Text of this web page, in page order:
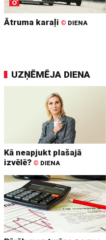
Ātruma karaļi © DIENA
UZŅĒMĒJA DIENA
Kā neapjukt plašajā
izvēlē? © DIENA